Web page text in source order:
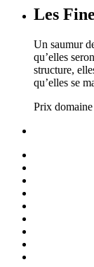
Les
Un saumur
qu’elles
structure,
qu’elles se
Prix